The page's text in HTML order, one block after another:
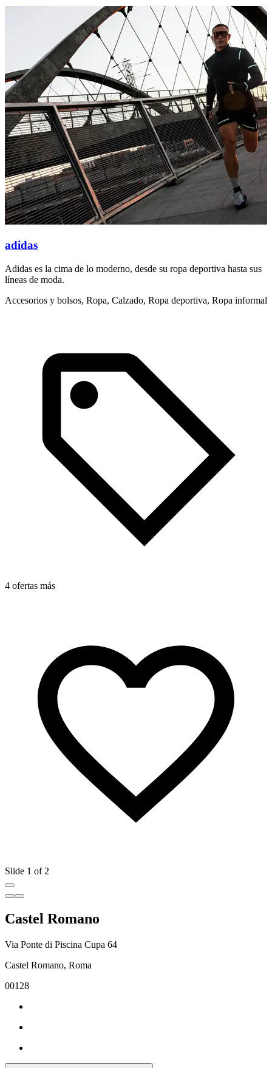
adidas
Adidas es la cima de lo moderno, desde su ropa deportiva hasta sus
líneas de moda.
Accesorios y bolsos, Ropa, Calzado, Ropa deportiva, Ropa informal
4 ofertas más
Slide 1 of 2
Castel Romano
Via Ponte di Piscina Cupa 64
Castel Romano, Roma
00128